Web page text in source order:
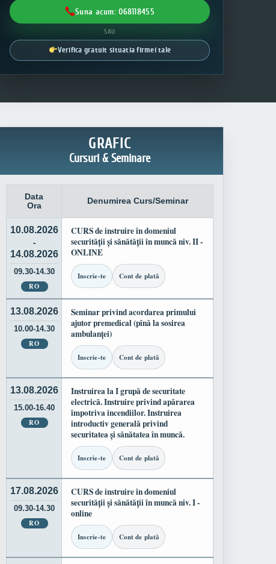
Suna acum: 068118455
SAU
Verifica gratuit situatia firmei tale
GRAFIC
Cursuri & Seminare
Data
Ora
Denumirea Curs/Seminar
10.08.2026
-
14.08.2026
09.30-14.30
RO
CURS de instruire în domeniul
securității și sănătății în muncă niv. II -
ONLINE
Inscrie-te Cont de plată
13.08.2026
10.00-14.30
RO
Seminar privind acordarea primului
ajutor premedical (pînă la sosirea
ambulanței)
Inscrie-te Cont de plată
13.08.2026
15.00-16.40
RO
Instruirea la I grupă de securitate
electrică. Instruire privind apărarea
împotriva incendiilor. Instruirea
introductiv generală privind
securitatea și sănătatea în muncă.
Inscrie-te Cont de plată
17.08.2026
09.30-14.30
RO
CURS de instruire în domeniul
securității și sănătății în muncă niv. I -
online
Inscrie-te Cont de plată